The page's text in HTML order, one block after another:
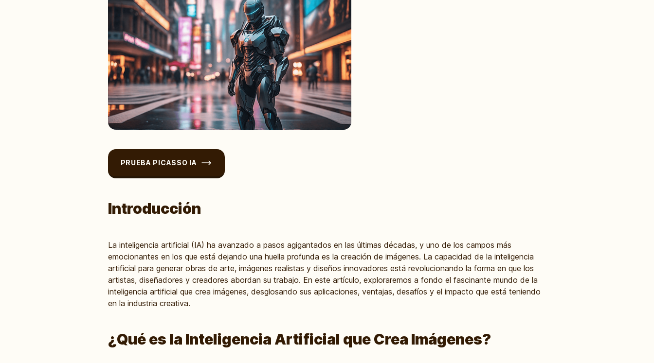
PRUEBA PICASSO IA
Introducción
La inteligencia artificial (IA) ha avanzado a pasos agigantados en las últimas décadas, y uno de los campos más
emocionantes en los que está dejando una huella profunda es la creación de imágenes. La capacidad de la inteligencia
artificial para generar obras de arte, imágenes realistas y diseños innovadores está revolucionando la forma en que los
artistas, diseñadores y creadores abordan su trabajo. En este artículo, exploraremos a fondo el fascinante mundo de la
inteligencia artificial que crea imágenes, desglosando sus aplicaciones, ventajas, desafíos y el impacto que está teniendo
en la industria creativa.
¿Qué es la Inteligencia Artificial que Crea Imágenes?